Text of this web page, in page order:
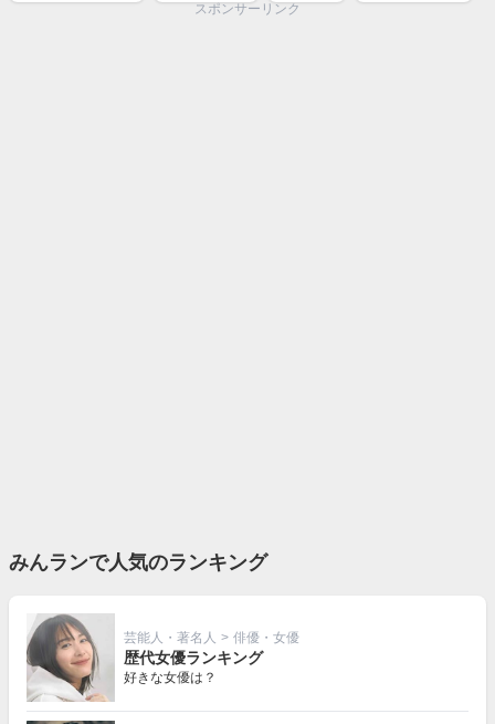
スポンサーリンク
みんランで人気のランキング
芸能人・著名人 > 俳優・女優
歴代女優ランキング
好きな女優は？